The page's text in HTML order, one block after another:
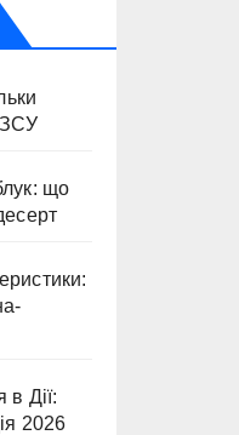
ЗСУ
що
в Дії:
2026